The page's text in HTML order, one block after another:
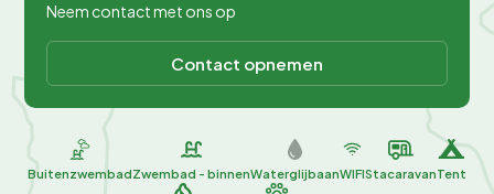
Neem contact met ons op
Contact opnemen
BuitenzwembadZwembad - binnenWaterglijbaanWIFIStacaravanTent